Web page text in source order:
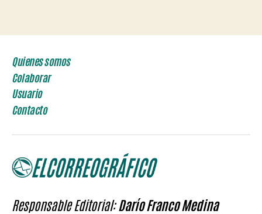
Quienes somos
Colaborar
Usuario
Contacto
Responsable Editorial:Darío Franco Medina